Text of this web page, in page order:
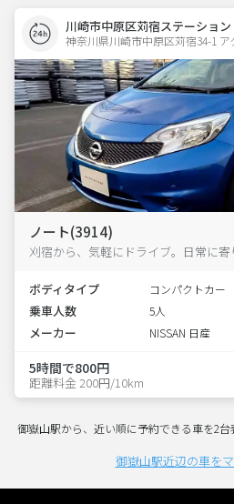
川崎市中原区苅宿ステーション
神奈川県川崎市中原区苅宿34-1
ノート(3914)
刈宿から、気軽にドライブ。日常に寄
ボディタイプ コンパクトカー
乗車人数 5人
メーカー NISSAN 日産
5時間で800円
距離料金 200円/10km
御嶽山駅から、近い順に予約できる車を2台
御嶽山駅近辺の車を